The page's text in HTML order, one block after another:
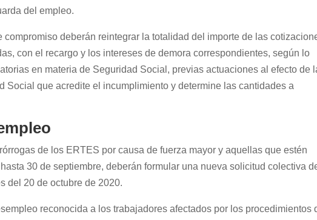
del empleo.
compromiso deberán reintegrar la totalidad del importe de las
con el recargo y los intereses de demora correspondientes, según lo
en materia de Seguridad Social, previas actuaciones al efecto de
Social que acredite el incumplimiento y determine las cantidades a
de los ERTES por causa de fuerza mayor y aquellas que estén
30 de septiembre, deberán formular una nueva solicitud colectiva
del 20 de octubre de 2020.
reconocida a los trabajadores afectados por los procedimientos